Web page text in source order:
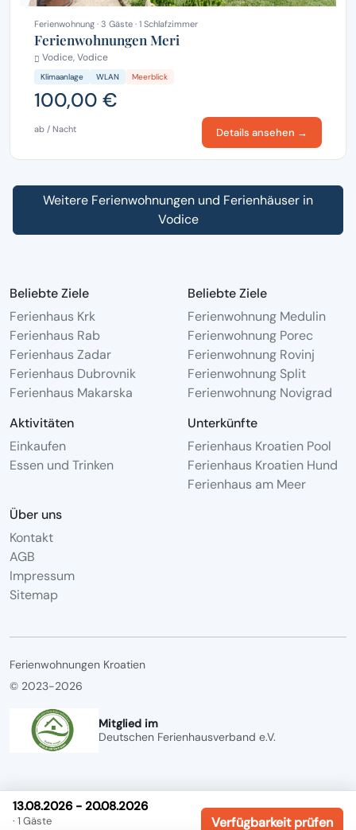
Ferienwohnung · 3 Gäste · 1 Schlafzimmer
Ferienwohnungen Meri
Vodice, Vodice
Klimaanlage WLAN Meerblick
100,00 €
ab / Nacht Details ansehen →
Weitere Ferienwohnungen und Ferienhäuser in
Vodice
13.08.2026 - 20.08.2026
· 1 Gäste Verfügbarkeit prüfen
Beliebte Ziele
Ferienhaus Krk
Ferienhaus Rab
Ferienhaus Zadar
Ferienhaus Dubrovnik
Ferienhaus Makarska
Beliebte Ziele
Ferienwohnung Medulin
Ferienwohnung Porec
Ferienwohnung Rovinj
Ferienwohnung Split
Ferienwohnung Novigrad
Aktivitäten
Einkaufen
Essen und Trinken
Unterkünfte
Ferienhaus Kroatien Pool
Ferienhaus Kroatien Hund
Ferienhaus am Meer
Über uns
Kontakt
AGB
Impressum
Sitemap
Ferienwohnungen Kroatien
© 2023-2026
Mitglied im
Deutschen Ferienhausverband e.V.